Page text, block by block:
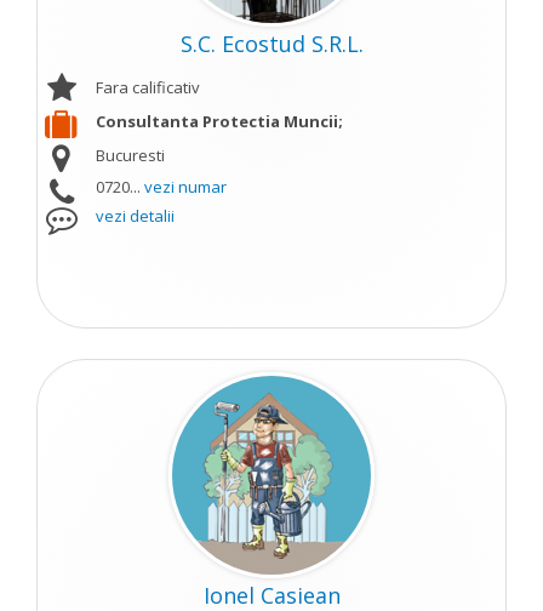
S.C. Ecostud S.R.L.
Fara calificativ
Consultanta Protectia Muncii;
Bucuresti
0720... vezi numar
vezi detalii
Ionel Casiean